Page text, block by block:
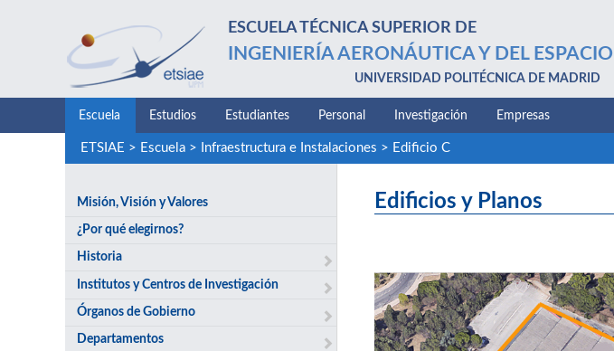
ESCUELA TÉCNICA SUPERIOR DE
INGENIERÍA AERONÁUTICA Y DEL ESPACIO
UNIVERSIDAD POLITÉCNICA DE MADRID
Escuela Estudios Estudiantes Personal Investigación Empresas
ETSIAE > Escuela> Infraestructura e Instalaciones > Edificio C
Misión, Visión y Valores
¿Por qué elegirnos?
Historia
Institutos y Centros de Investigación
Órganos de Gobierno
Departamentos
Edificios y Planos